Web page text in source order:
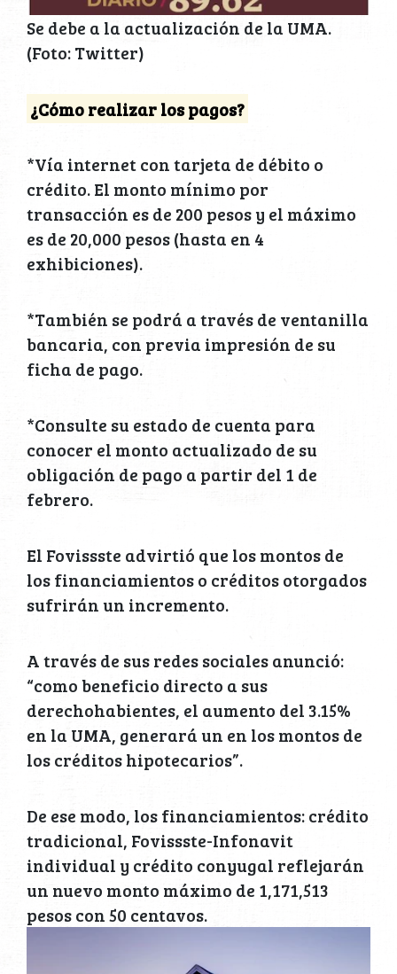
Se debe a la actualización de la UMA.
(Foto: Twitter)
¿Cómo realizar los pagos?
*Vía internet con tarjeta de débito o
crédito. El monto mínimo por
transacción es de 200 pesos y el máximo
es de 20,000 pesos (hasta en 4
exhibiciones).
*También se podrá a través de ventanilla
bancaria, con previa impresión de su
ficha de pago.
*Consulte su estado de cuenta para
conocer el monto actualizado de su
obligación de pago a partir del 1 de
febrero.
El Fovissste advirtió que los montos de
los financiamientos o créditos otorgados
sufrirán un incremento.
A través de sus redes sociales anunció:
“como beneficio directo a sus
derechohabientes, el aumento del 3.15%
en la UMA, generará un en los montos de
los créditos hipotecarios”.
De ese modo, los financiamientos: crédito
tradicional, Fovissste-Infonavit
individual y crédito conyugal reflejarán
un nuevo monto máximo de 1,171,513
pesos con 50 centavos.